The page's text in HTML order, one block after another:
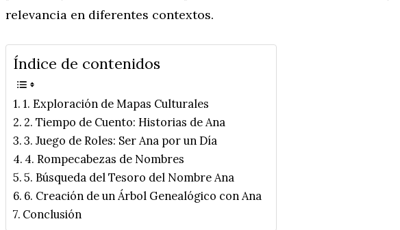
relevancia en diferentes contextos.
Índice de contenidos
1. Exploración de Mapas Culturales
2. Tiempo de Cuento: Historias de Ana
3. Juego de Roles: Ser Ana por un Día
4. Rompecabezas de Nombres
5. Búsqueda del Tesoro del Nombre Ana
6. Creación de un Árbol Genealógico con Ana
Conclusión